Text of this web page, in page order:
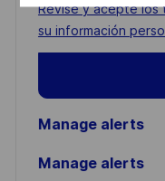
(Required)
Required
Revise y acepte los
su información
Manage alerts
Manage alerts